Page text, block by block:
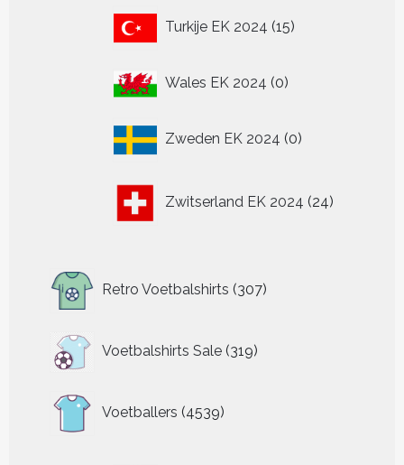
Turkije EK 2024 15
producten
Wales EK 2024 00
Zweden EK 2024 0
producten
Zwitserland EK 2024 24
producten
Retro Voetbalshirts 307
producten
Voetbalshirts Sale 319
319
producten
Voetballers 4539
producten